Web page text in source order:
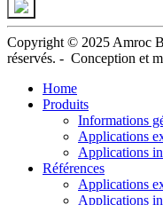
Copyright © 2025 Amroc
réservés. - Conception et
Home
Produits
Informations
Applications
Applications
Références
Applications
Applications